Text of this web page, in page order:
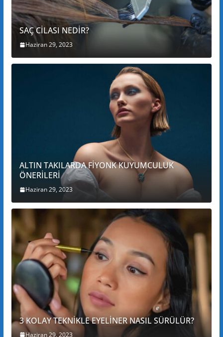
SAÇ CİLASI NEDİR?
Haziran 29, 2023
ALTIN TAKILARDA FİYONK KUYUMCULUK
ÖNERİLERİ
Haziran 29, 2023
3 KOLAY TEKNİKLE EYELİNER NASIL SÜRÜLÜR?
Haziran 29, 2023